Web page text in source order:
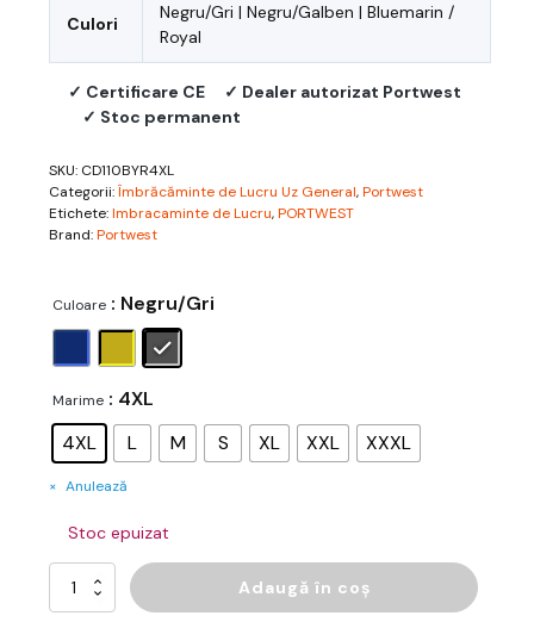
Culori
Negru/Gri | Negru/Galben | Bluemarin /
Royal
✓ Certificare CE
✓ Dealer autorizat Portwest
✓ Stoc permanent
SKU: CD110BYR4XL
Categorii:Îmbrăcăminte de Lucru Uz General,Portwest
Etichete:Imbracaminte de Lucru,PORTWEST
Brand:Portwest
Culoare : Negru/Gri
Marime : 4XL
4XL
L M S XL XXL XXXL
Anulează
Stoc epuizat
Cantitate
WX1
Adaugă în coș